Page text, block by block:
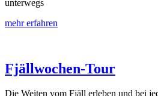
unterwegs
mehr erfahren
Fjällwochen-Tour
Die Weiten vom Fjäll erleben und bei